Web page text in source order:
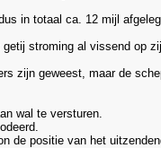
in totaal ca. 12 mijl
stroming al vissend op
zijn geweest, maar de
wal te versturen.
de positie van het